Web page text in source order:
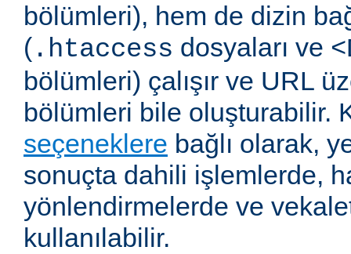
bölümleri), hem de dizin
( .htaccess dosyaları ve
bölümleri) çalışır ve URL
bölümleri bile oluşturabilir.
seçeneklere bağlı olarak,
sonuçta dahili işlemlerde,
yönlendirmelerde ve
kullanılabilir.